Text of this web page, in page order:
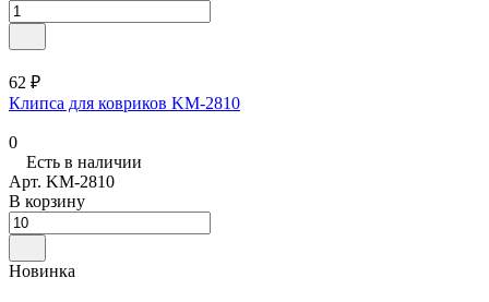
62 ₽
Клипса для ковриков KM-2810
0
Есть в наличии
Арт. KM-2810
В корзину
Новинка